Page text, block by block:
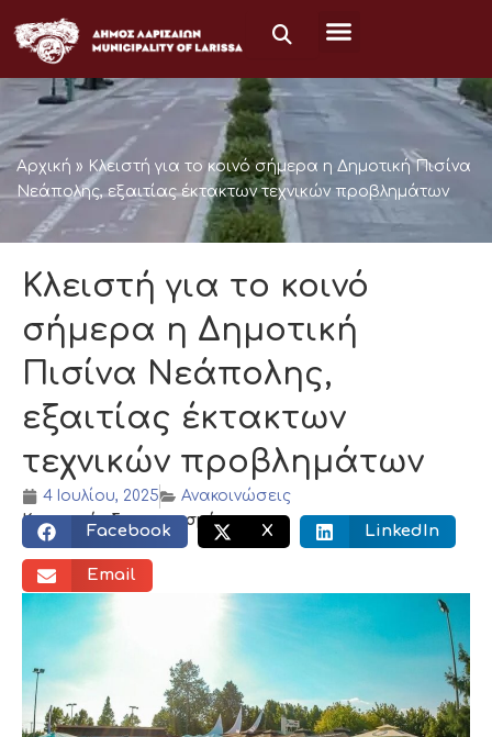
στο
περιεχόμενο
Αρχική » Κλειστή για το κοινό σήμερα η Δημοτική Πισίνα
Νεάπολης, εξαιτίας έκτακτων τεχνικών προβλημάτων
Κλειστή για το κοινό
σήμερα η Δημοτική
Πισίνα Νεάπολης,
εξαιτίας έκτακτων
τεχνικών προβλημάτων
4 Ιουλίου, 2025
Ανακοινώσεις
Κοινωνικός διαμοιρασμός:
Facebook X LinkedIn
Email